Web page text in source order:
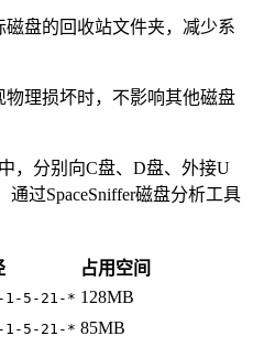
磁盘的回收站文件夹，减少系
物理损坏时，不影响其他磁盘
，分别向C盘、D盘、外接U
过SpaceSniffer磁盘分析工具
占用空间
1-5-21-* 128MB
1-5-21-* 85MB